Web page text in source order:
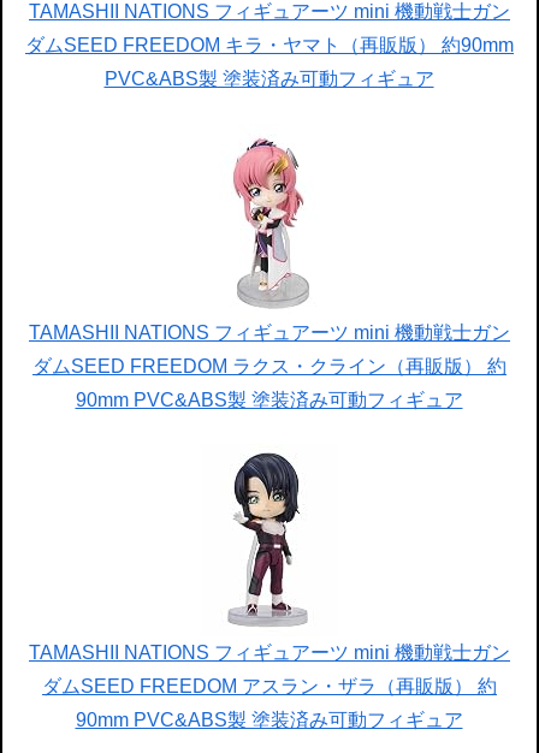
TAMASHII NATIONS フィギュアーツ mini 機動戦士ガン
ダムSEED FREEDOM キラ・ヤマト（再販版） 約90mm
PVC&ABS製 塗装済み可動フィギュア
TAMASHII NATIONS フィギュアーツ mini 機動戦士ガン
ダムSEED FREEDOM ラクス・クライン（再販版） 約
90mm PVC&ABS製 塗装済み可動フィギュア
TAMASHII NATIONS フィギュアーツ mini 機動戦士ガン
ダムSEED FREEDOM アスラン・ザラ（再販版） 約
90mm PVC&ABS製 塗装済み可動フィギュア